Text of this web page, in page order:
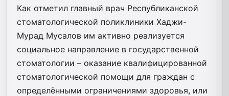
Как отметил главный врач Республиканской
стоматологической поликлиники Хаджи-
Мурад Мусалов им активно реализуется
социальное направление в государственной
стоматологии – оказание квалифицированной
стоматологической помощи для граждан с
определёнными ограничениями здоровья, или